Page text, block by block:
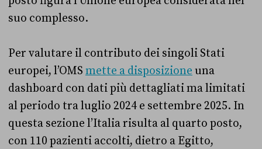
suo complesso.
Per valutare il contributo dei singoli Stati
europei, l’OMS mette a disposizione una
dashboard con dati più dettagliati ma limitati
al periodo tra luglio 2024 e settembre 2025. In
questa sezione l’Italia risulta al quarto posto,
con 110 pazienti accolti, dietro a Egitto,